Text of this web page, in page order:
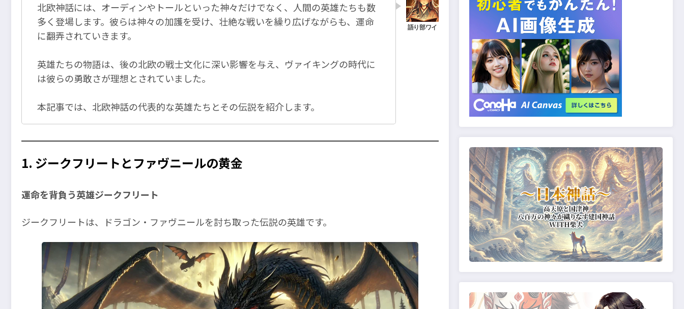
北欧神話には、オーディンやトールといった神々だけでなく、人間の英雄たちも数
多く登場します。彼らは神々の加護を受け、壮絶な戦いを繰り広げながらも、運命
に翻弄されていきます。
英雄たちの物語は、後の北欧の戦士文化に深い影響を与え、ヴァイキングの時代に
は彼らの勇敢さが理想とされていました。
本記事では、北欧神話の代表的な英雄たちとその伝説を紹介します。
1. ジークフリートとファヴニールの黄金
運命を背負う英雄ジークフリート
ジークフリートは、ドラゴン・ファヴニールを討ち取った伝説の英雄です。